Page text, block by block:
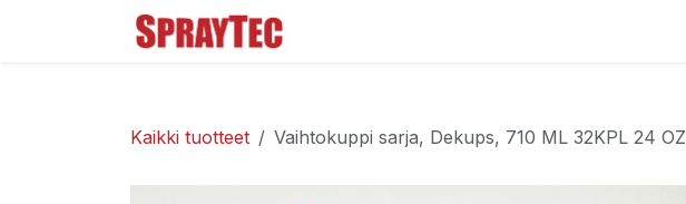
Kaikki tuotteet Vaihtokuppi sarja, Dekups, 710 ML 32KPL 24 OZ